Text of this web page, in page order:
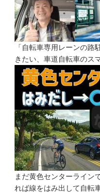
「自転車専用レーンの路
きたい、車道自転車のス
まだ黄色センターライン
れば線をはみ出して自転